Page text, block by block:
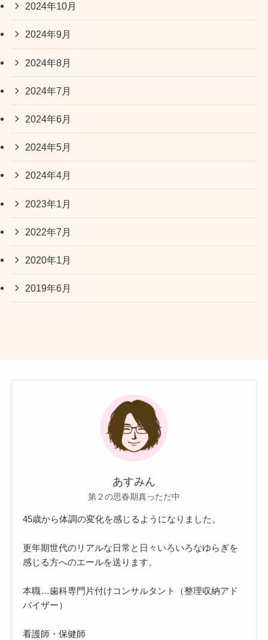
2024年10月
2024年9月
2024年8月
2024年7月
2024年6月
2024年5月
2024年4月
2023年1月
2022年7月
2020年1月
2019年6月
あすみん
第２の思春期真っただ中
45歳から体調の変化を感じるようになりました。
更年期世代のリアルな日常と日々いろいろなゆらぎを
感じる方へのエールを送ります。
本職…歯科専門片付けコンサルタント（整理収納アド
バイザー）
看護師・保健師